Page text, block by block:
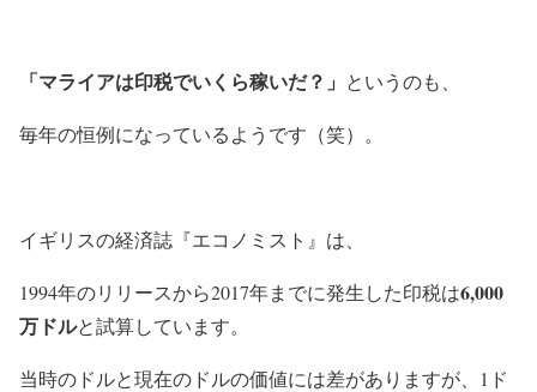
「マライアは印税でいくら稼いだ？」 というのも、
毎年の恒例になっているようです（笑）。
イギリスの経済誌『エコノミスト』は、
1994年のリリースから2017年までに発生した印税は6,000
万ドルと試算しています。
当時のドルと現在のドルの価値には差がありますが、1ド